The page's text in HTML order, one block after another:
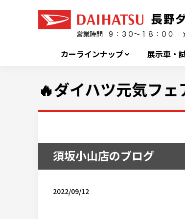
カーラインナップ 展示車・
🔥ダイハツ元気フェ
須坂小山店のブログ
2022/09/12